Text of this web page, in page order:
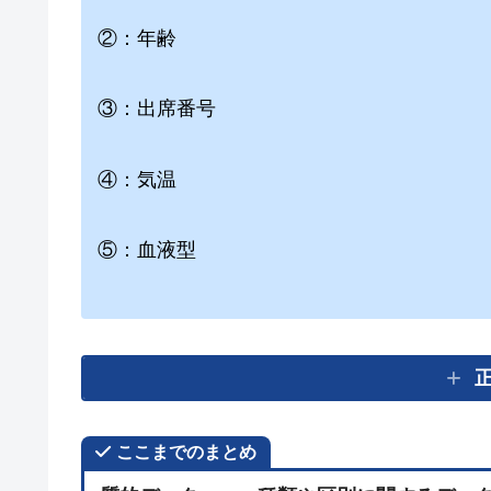
②：年齢
③：出席番号
④：気温
⑤：血液型
ここまでのまとめ